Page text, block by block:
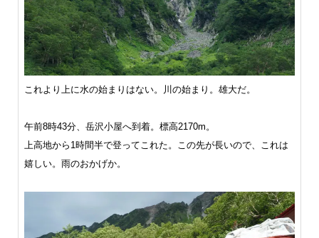
これより上に水の始まりはない。川の始まり。雄大だ。
午前8時43分、岳沢小屋へ到着。標高2170m。
上高地から1時間半で登ってこれた。この先が長いので、これは
嬉しい。雨のおかげか。